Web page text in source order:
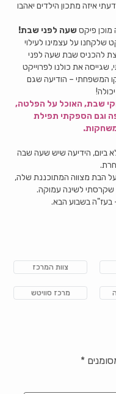
איזה מתכון הילדים יאהבו
מוכן פיקס שעה לפני שבת!
שלקחנו על עצמינו לעילוי
להכניס שבת שעה לפני
שבוע. אחותי, שגייסה את כולנו לפרוייקט
המשפחתי – הודיעה שגם
שבת, האוכל על הפלטה,
וגם הספקתי תפילת
ביום, הידיעה שיש שעה שבה
הבת מצווה המתוכננת שלה,
שקרסתי לשינה עמוקה.
בעז"ה בשבוע הבא.
צוות המרכז
מרכז סוויטש
*